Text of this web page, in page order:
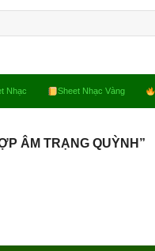
Nhạc Sheet Nhạc Vàng
ÂM TRẠNG QUỲNH”